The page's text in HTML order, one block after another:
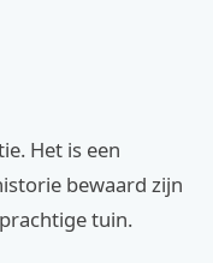
Het is een
bewaard zijn
tuin.